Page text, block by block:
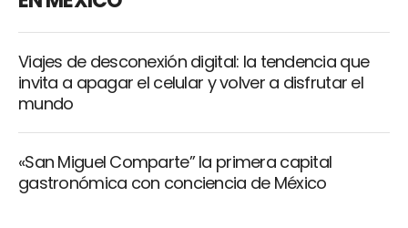
Viajes de desconexión digital: la tendencia que
invita a apagar el celular y volver a disfrutar el
mundo
«San Miguel Comparte” la primera capital
gastronómica con conciencia de México